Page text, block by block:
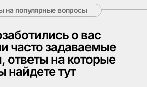
на популярные вопросы
о вас
часто задаваемые
ответы на которые
найдете тут